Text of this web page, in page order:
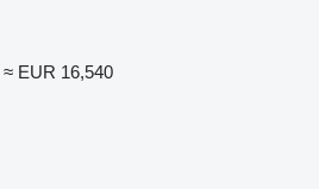
≈ EUR 16,540